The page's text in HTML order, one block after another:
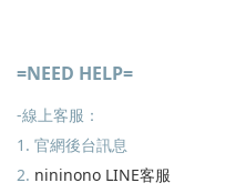
=NEED HELP=
-線上客服：
1. 官網後台訊息
2. nininono LINE客服